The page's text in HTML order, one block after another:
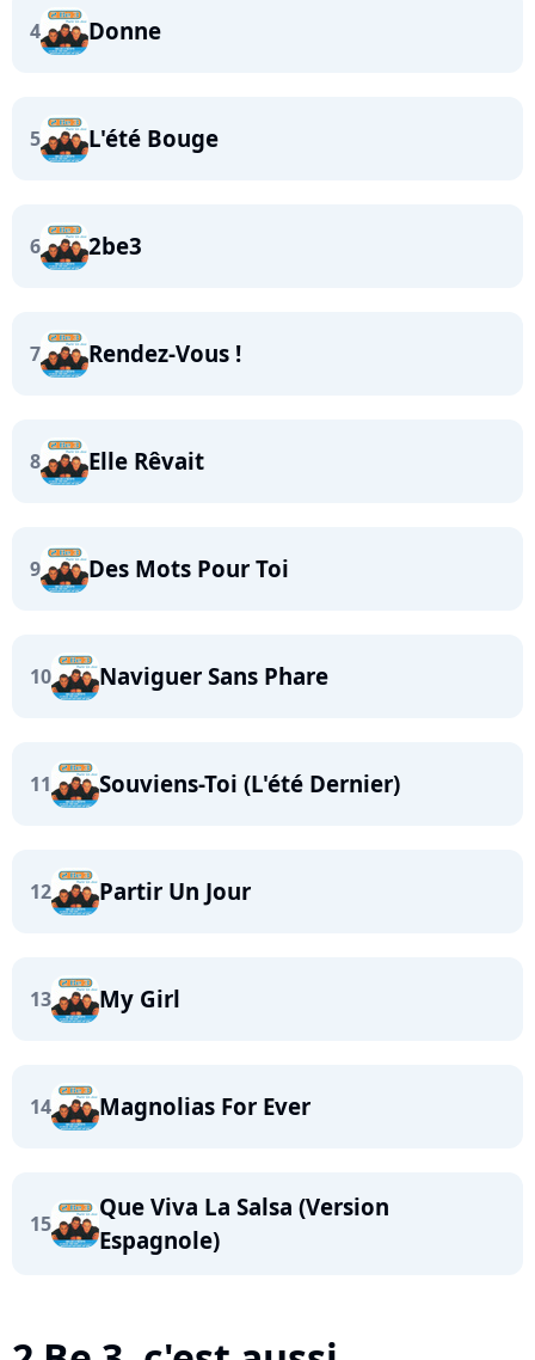
4 Donne
5 L'été Bouge
6 2be3
7 Rendez-Vous !
8 Elle Rêvait
9 Des Mots Pour Toi
10 Naviguer Sans Phare
11 Souviens-Toi (L'été Dernier)
12 Partir Un Jour
13 My Girl
14 Magnolias For Ever
15
Que Viva La Salsa (Version
Espagnole)